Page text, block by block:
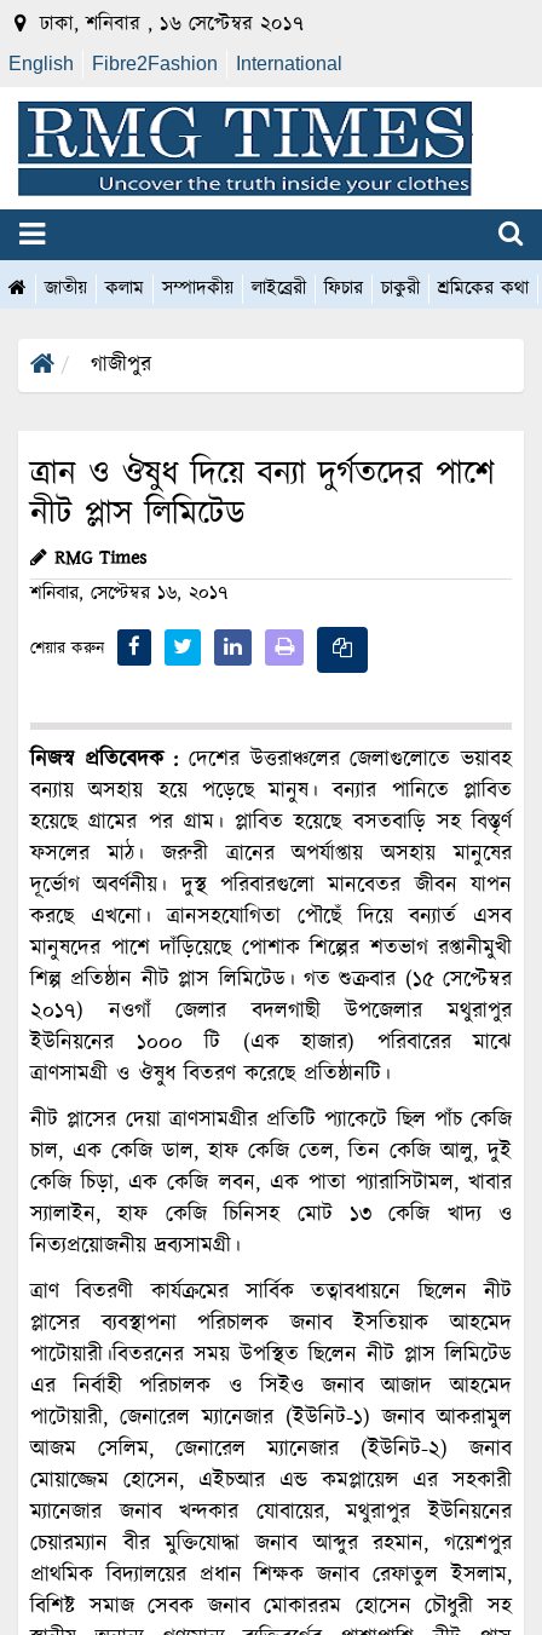
ঢাকা, শনিবার , ১৬ সেপ্টেম্বর ২০১৭
English Fibre2Fashion International
জাতীয় কলাম সম্পাদকীয় লাইব্রেরী ফিচার চাকুরী শ্রমিকের কথা
গাজীপুর
ত্রান ও ঔষুধ দিয়ে বন্যা দুর্গতদের পাশে
নীট প্লাস লিমিটেড
RMG Times
শনিবার, সেপ্টেম্বর ১৬, ২০১৭
শেয়ার করুন
নিজস্ব প্রতিবেদক : দেশের উত্তরাঞ্চলের জেলাগুলোতে ভয়াবহ
বন্যায় অসহায় হয়ে পড়েছে মানুষ। বন্যার পানিতে প্লাবিত
হয়েছে গ্রামের পর গ্রাম। প্লাবিত হয়েছে বসতবাড়ি সহ বিস্তৃর্ণ
ফসলের মাঠ। জরুরী ত্রানের অপর্যাপ্তায় অসহায় মানুষের
দূর্ভোগ অবর্ণনীয়। দুস্থ পরিবারগুলো মানবেতর জীবন যাপন
করছে এখনো। ত্রানসহযোগিতা পৌছেঁ দিয়ে বন্যার্ত এসব
মানুষদের পাশে দাঁড়িয়েছে পোশাক শিল্পের শতভাগ রপ্তানীমুখী
শিল্প প্রতিষ্ঠান নীট প্লাস লিমিটেড। গত শুক্রবার (১৫ সেপ্টেম্বর
২০১৭) নওগাঁ জেলার বদলগাছী উপজেলার মথুরাপুর
ইউনিয়নের ১০০০ টি (এক হাজার) পরিবারের মাঝে
ত্রাণসামগ্রী ও ঔষুধ বিতরণ করেছে প্রতিষ্ঠানটি।
নীট প্লাসের দেয়া ত্রাণসামগ্রীর প্রতিটি প্যাকেটে ছিল পাঁচ কেজি
চাল, এক কেজি ডাল, হাফ কেজি তেল, তিন কেজি আলু, দুই
কেজি চিড়া, এক কেজি লবন, এক পাতা প্যারাসিটামল, খাবার
স্যালাইন, হাফ কেজি চিনিসহ মোট ১৩ কেজি খাদ্য ও
নিত্যপ্রয়োজনীয় দ্রব্যসামগ্রী।
ত্রাণ বিতরণী কার্যক্রমের সার্বিক তত্বাবধায়নে ছিলেন নীট
প্লাসের ব্যবস্থাপনা পরিচালক জনাব ইসতিয়াক আহমেদ
পাটোয়ারী।বিতরনের সময় উপস্থিত ছিলেন নীট প্লাস লিমিটেড
এর নির্বাহী পরিচালক ও সিইও জনাব আজাদ আহমেদ
পাটোয়ারী, জেনারেল ম্যানেজার (ইউনিট-১) জনাব আকরামুল
আজম সেলিম, জেনারেল ম্যানেজার (ইউনিট-২) জনাব
মোয়াজ্জেম হোসেন, এইচআর এন্ড কমপ্লায়েন্স এর সহকারী
ম্যানেজার জনাব খন্দকার যোবায়ের, মথুরাপুর ইউনিয়নের
চেয়ারম্যান বীর মুক্তিযোদ্ধা জনাব আব্দুর রহমান, গয়েশপুর
প্রাথমিক বিদ্যালয়ের প্রধান শিক্ষক জনাব রেফাতুল ইসলাম,
বিশিষ্ট সমাজ সেবক জনাব মোকাররম হোসেন চৌধুরী সহ